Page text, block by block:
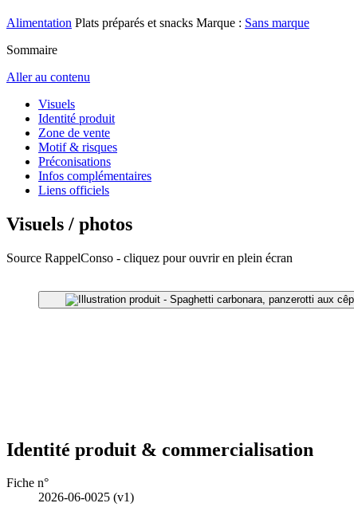
Alimentation Plats préparés et snacks Marque : Sans marque
Sommaire
Aller au contenu
Visuels
Identité produit
Zone de vente
Motif & risques
Préconisations
Infos complémentaires
Liens officiels
Visuels / photos
Source RappelConso - cliquez pour ouvrir en plein écran
Identité produit & commercialisation
Fiche n°
2026-06-0025 (v1)